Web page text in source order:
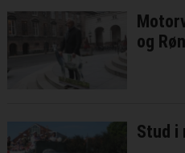
og
Stud i